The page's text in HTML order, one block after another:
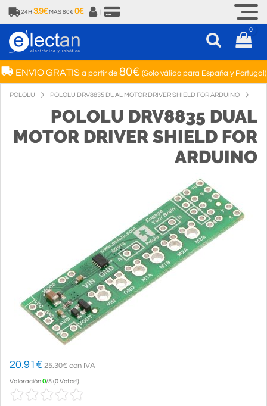
24H 3.9€ MAS 80€ 0€
0
ENVIO GRATISa partir de 80€ (Solo válido para España y Portugal)
POLOLU POLOLU DRV8835 DUAL MOTOR DRIVER SHIELD FOR ARDUINO
POLOLU DRV8835 DUAL
MOTOR DRIVER SHIELD FOR
ARDUINO
20.91 € 25.30€ con IVA
Valoración0/5(0 Votos!)